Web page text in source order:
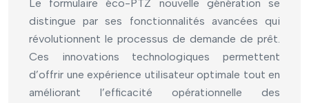
Le formulaire éco-PTZ nouvelle génération se
distingue par ses fonctionnalités avancées qui
révolutionnent le processus de demande de prêt.
Ces innovations technologiques permettent
d’offrir une expérience utilisateur optimale tout en
améliorant l’efficacité opérationnelle des